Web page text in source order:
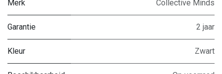
Merk Collective Minds
Garantie 2 jaar
Kleur Zwart